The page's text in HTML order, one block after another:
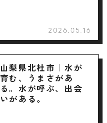
2026.05.16
山梨県北杜市｜水が
育む、うまさがあ
る。水が呼ぶ、出会
いがある。